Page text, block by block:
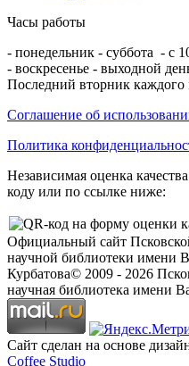
Часы работы
- понедельник - суббота - с
- воскресенье - выходной
Последний вторник каждого
Соглашение об
Политика
Независимая оценка
коду или по ссылке ниже:
Официальный сайт
научной библиотеки имени
Курбатова© 2009 - 2026
научная библиотека имени
Сайт сделан на основе
Coffee Studio